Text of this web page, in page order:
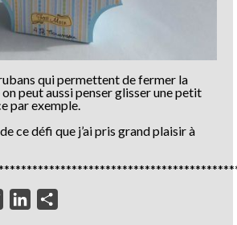
qui permettent de fermer la
peut aussi penser glisser une petit
par exemple.
ce défi que j’ai pris grand plaisir à
TwitterLinkedIn